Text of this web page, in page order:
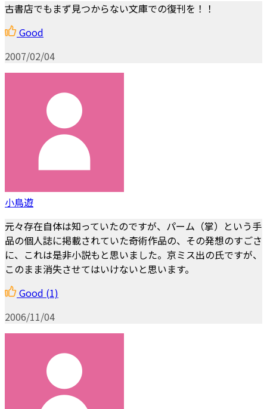
古書店でもまず見つからない文庫での復刊を！！
Good
2007/02/04
小鳥遊
元々存在自体は知っていたのですが、パーム（掌）という手
品の個人誌に掲載されていた奇術作品の、その発想のすごさ
に、これは是非小説もと思いました。京ミス出の氏ですが、
このまま消失させてはいけないと思います。
Good (1)
2006/11/04